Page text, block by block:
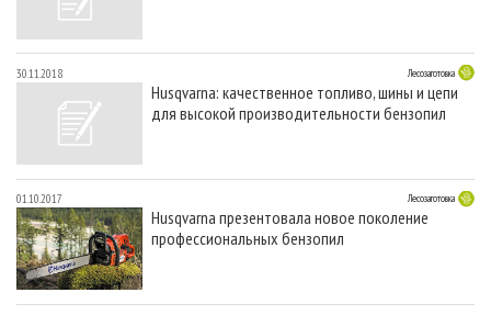
30.11.2018 Лесозаготовка
Husqvarna: качественное топливо, шины и цепи
для высокой производительности бензопил
01.10.2017 Лесозаготовка
Husqvarna презентовала новое поколение
профессиональных бензопил